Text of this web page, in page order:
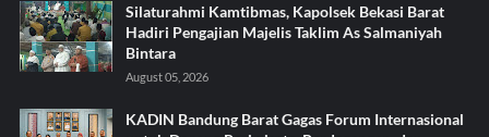
Silaturahmi Kamtibmas, Kapolsek Bekasi Barat
Hadiri Pengajian Majelis Taklim As Salmaniyah
Bintara
August 05, 2026
KADIN Bandung Barat Gagas Forum Internasional